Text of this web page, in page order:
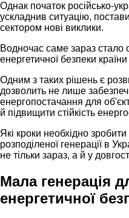
Однак початок російсько-
ускладнив ситуацію,
сектором нові виклики.
Водночас саме зараз
енергетичної безпеки
Одним з таких рішень є
дозволить не лише
енергопостачання для
й підвищити стійкість
Які кроки необхідно
розподіленої генерації в
не тільки зараз, а й у
Мала генерація
енергетичної